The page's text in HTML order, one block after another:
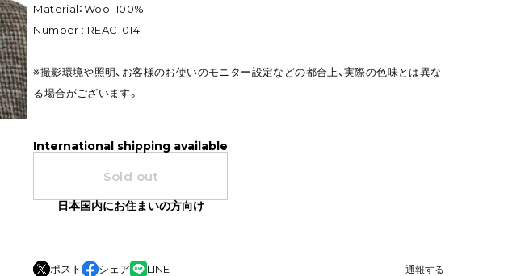
Material：Wool 100%
Number : REAC-014
※撮影環境や照明、お客様のお使いのモニター設定などの都合上、実際の色味とは異な
る場合がございます。
International shipping available
Sold out
日本国内にお住まいの方向け
ポスト シェア LINE 通報する